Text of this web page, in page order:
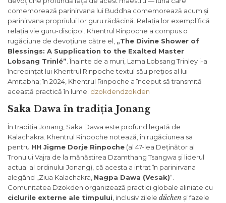
comemorează parinirvana lui Buddha comemorează acum și
parinirvana propriului lor guru rădăcină. Relația lor exemplifică
relația vie guru-discipol. Khentrul Rinpoche a compus o
rugăciune de devoțiune către el, „The Divine Shower of
Blessings: A Supplication to the Exalted Master
Lobsang Trinlé”. Înainte de a muri, Lama Lobsang Trinley i-a
încredințat lui Khentrul Rinpoche textul său prețios al lui
Amitabha; în 2024, Khentrul Rinpoche a început să transmită
această practică în lume. dzokdendzokden
Saka Dawa în tradiția Jonang
În tradiția Jonang, Saka Dawa este profund legată de
Kalachakra. Khentrul Rinpoche notează, în rugăciunea sa
pentru HH Jigme Dorje Rinpoche (al 47-lea Deținător al
Tronului Vajra de la mănăstirea Dzamthang Tsangwa și liderul
actual al ordinului Jonang), că acesta a intrat în parinirvana
alegând „Ziua Kalachakra, Nagpa Dawa (Vesak)“.
Comunitatea Dzokden organizează practici globale aliniate cu
ciclurile externe ale timpului, inclusiv zilele düchen și fazele